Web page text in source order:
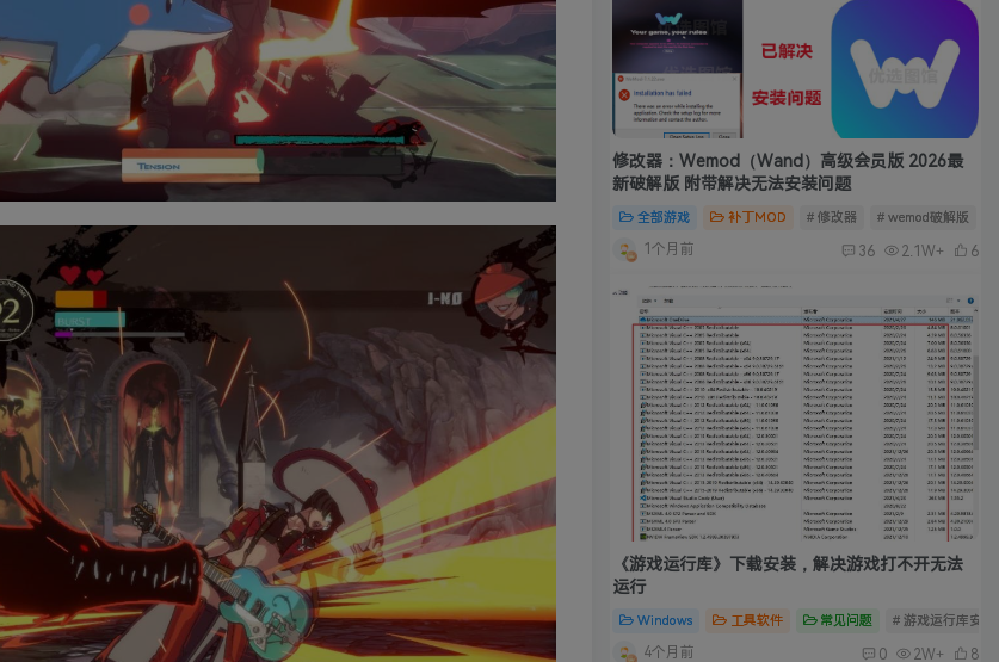
修改器：Wemod（Wand）高级会员版 2026最
新破解版 附带解决无法安装问题
全部游戏 补丁MOD # 修改器 # wemod破解版
1个月前 36 2.1W+ 6
《游戏运行库》下载安装，解决游戏打不开无法
运行
Windows 工具软件 常见问题 # 游戏运行库安装
4个月前 0 2W+ 8